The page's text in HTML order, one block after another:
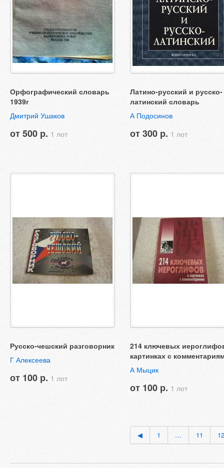
Орфографический словарь
1939г
Дмитрий Ушаков
от 500 р. 1 лот
Латино-русский и русско-
латинский словарь
А Подосинов
от 300 р. 1 лот
Русско-чешский разговорник
Г Алексеева
от 100 р. 1 лот
214 ключевых
картинках с
А Мыцик
от 100 р. 1 лот
◀ 1 … 11 12